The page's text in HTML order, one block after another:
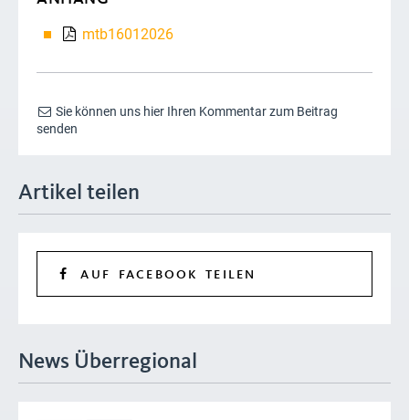
mtb16012026
Sie können uns hier Ihren Kommentar zum Beitrag
senden
Artikel teilen
AUF FACEBOOK TEILEN
News Überregional